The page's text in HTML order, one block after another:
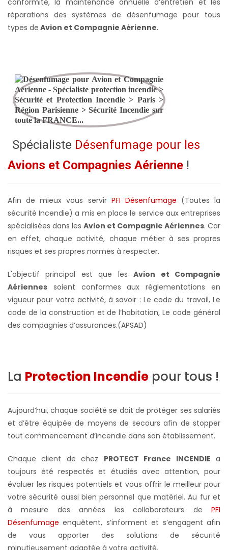
conformité, la maintenance annuelle d’entretien et les
réparations des systèmes de désenfumage pour tous
types de Avion et Compagnie Aérienne.
Spécialiste Désenfumage pour les
Avions et Compagnies Aérienne !
Afin de mieux vous servir PFI Désenfumage (Toutes la
sécurité Incendie) a mis en place le service aux entreprises
spécialisées dans les Avion et Compagnie Aériennes. Car
en effet, chaque activité, chaque métier à ses propres
risques et ses propres normes à respecter.
L'objectif principal est que lesAvion et Compagnie
Aériennes soient conformes aux réglementations en
vigueur pour votre activité, à savoir : Le code du travail, Le
code de la construction et de l’habitation, Le code général
des compagnies d’assurances.(APSAD)
La Protection Incendie pour tous !
Aujourd’hui, chaque société se doit de protéger ses salariés
et d’être équipée de moyens de secours afin de stopper
tout commencement d’incendie dans son établissement.
Chaque client de chez PROTECT France INCENDIE a
toujours été respectés et étudiés avec attention, pour
évaluer les risques potentiels et vous offrir le meilleur pour
votre sécurité aussi bien personnel que matériel. Au fur et
à mesure des années les collaborateurs de PFI
Désenfumage enquêtent, s’informent et s’engagent afin
de vous apporter des solutions de sécurité